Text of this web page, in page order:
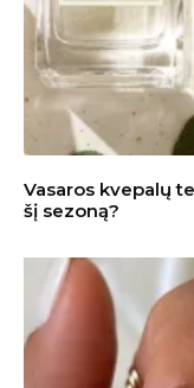
Vasaros kvepalų
šį sezoną?